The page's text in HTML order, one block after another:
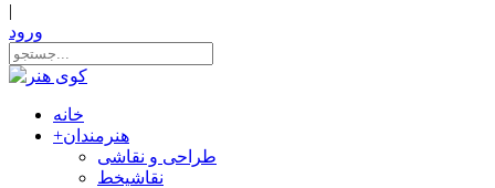
|
ورود
خانه
+هنرمندان
طراحی و نقاشی
نقاشیخط